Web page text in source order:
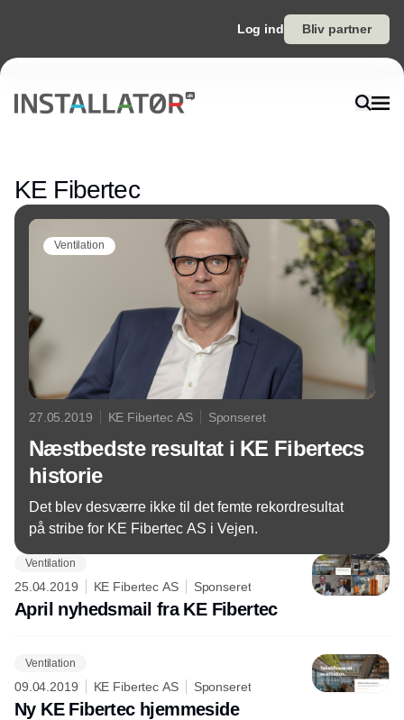
Log ind Bliv partner
KE Fibertec
Ventilation
27.05.2019 KE Fibertec AS Sponseret
Næstbedste resultat i KE Fibertecs
historie
Det blev desværre ikke til det femte rekordresultat
på stribe for KE Fibertec AS i Vejen.
Ventilation
25.04.2019 KE Fibertec AS Sponseret
April nyhedsmail fra KE Fibertec
Ventilation
09.04.2019 KE Fibertec AS Sponseret
Ny KE Fibertec hjemmeside